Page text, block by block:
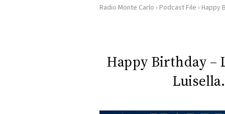
Radio Monte Carlo › Podcast File › Happy
Happy Birthday –